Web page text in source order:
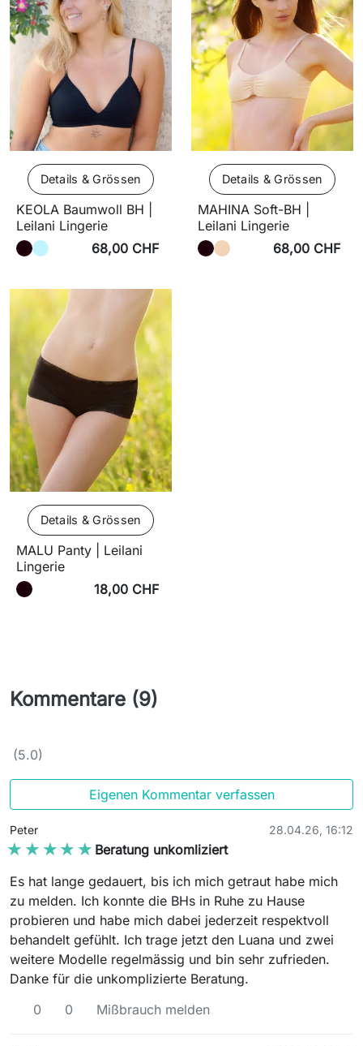
Details & Grössen
KEOLA Baumwoll BH |
Leilani Lingerie
68,00 CHF
Details & Grössen
MAHINA Soft-BH |
Leilani Lingerie
68,00 CHF
Details & Grössen
MALU Panty | Leilani
Lingerie
18,00 CHF
Kommentare (9)
(5.0)
Eigenen Kommentar verfassen
Peter 28.04.26, 16:12
★★★★★
★★★★★ Beratung unkomliziert
Es hat lange gedauert, bis ich mich getraut habe mich
zu melden. Ich konnte die BHs in Ruhe zu Hause
probieren und habe mich dabei jederzeit respektvoll
behandelt gefühlt. Ich trage jetzt den Luana und zwei
weitere Modelle regelmässig und bin sehr zufrieden.
Danke für die unkomplizierte Beratung.
0
0 Mißbrauch melden